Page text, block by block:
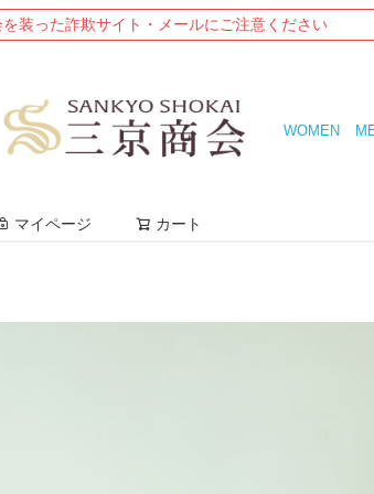
装った詐欺サイト・メールにご注意ください
WOMEN
マイページ カート